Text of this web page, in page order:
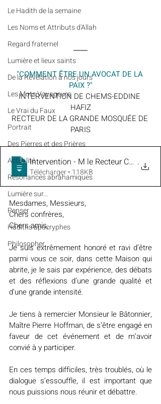
Le Hadith de la semaine
Les Noms et Attributs d'Allah
Regard fraternel
Lumière et lieux saints
De la Révélation à nos jours
Les Mots Voyageurs
Le Vrai du Faux
Portrait
Des Pierres et des Prières
Actualité
Résonances abrahamiques
Lumière sur...
Penser
Hadiths apocryphes
Philosopher
"COMMENT ÊTRE UN AVOCAT DE LA
PAIX ?"
INTERVENTION DE CHEMS-EDDINE
HAFIZ
RECTEUR DE LA GRANDE MOSQUÉE DE
PARIS
Intervention - M le Recteur Chems-
.
Télécharger • 118KB
Mesdames, Messieurs,
Chers confrères,
Chers amis,
Je suis extrêmement honoré et ravi d’être
parmi vous ce soir, dans cette Maison qui
abrite, je le sais par expérience, des débats
et des réflexions d’une grande qualité et
d’une grande intensité.
Je tiens à remercier Monsieur le Bâtonnier,
Maître Pierre Hoffman, de s’être engagé en
faveur de cet événement et de m’avoir
convié à y participer.
En ces temps difficiles, très troublés, où le
dialogue s’essouffle, il est important que
nous puissions nous réunir et débattre.